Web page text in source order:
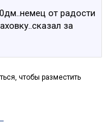
от радости
за
чтобы разместить